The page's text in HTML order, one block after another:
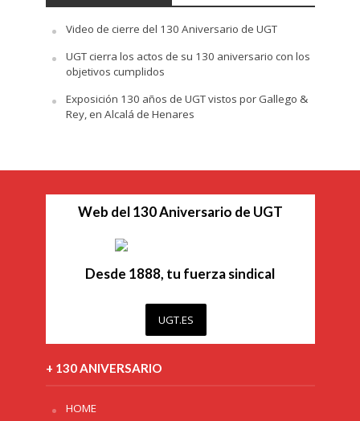
Video de cierre del 130 Aniversario de UGT
UGT cierra los actos de su 130 aniversario con los
objetivos cumplidos
Exposición 130 años de UGT vistos por Gallego &
Rey, en Alcalá de Henares
Web del 130 Aniversario de UGT
Desde 1888, tu fuerza sindical
UGT.ES
+ 130 ANIVERSARIO
HOME